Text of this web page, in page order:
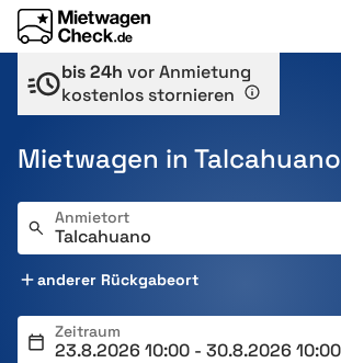
bis 24h vor Anmietung
kostenlos stornieren
Mietwagen in Talcahuano
Anmietort
anderer Rückgabeort
Zeitraum